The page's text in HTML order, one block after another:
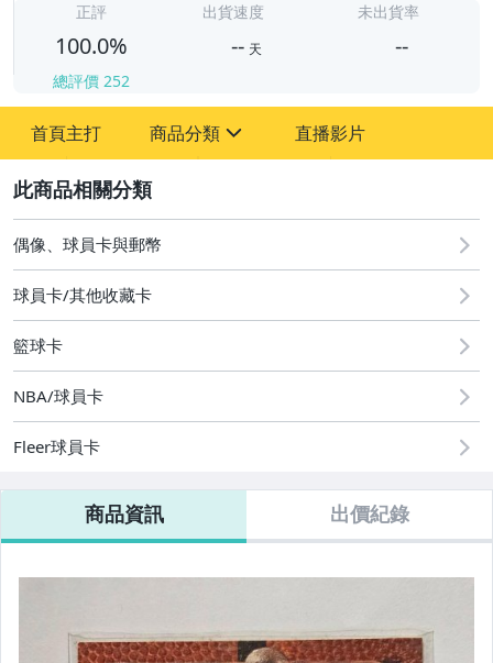
正評
100.0%
總評價 252
出貨速度
-- 天
未出貨率
--
首頁主打 商品分類
偶像、球員卡與郵幣
直播影片
偶像、球員卡與郵幣
球員卡/其他收藏卡
籃球卡
NBA/球員卡
Fleer球員卡
商品資訊 出價紀錄